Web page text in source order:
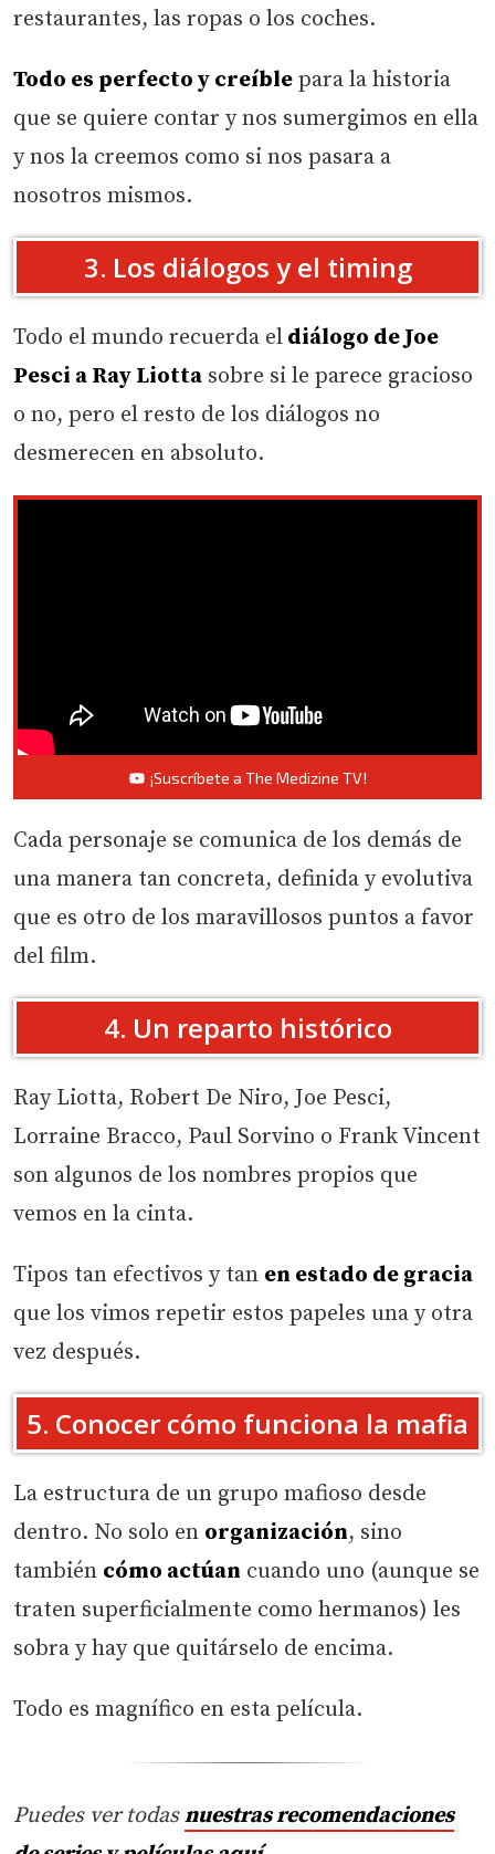
restaurantes, las ropas o los coches.
Todo es perfecto y creíble para la historia
que se quiere contar y nos sumergimos en ella
y nos la creemos como si nos pasara a
nosotros mismos.
3. Los diálogos y el timing
Todo el mundo recuerda el diálogo de Joe
Pesci a Ray Liotta sobre si le parece gracioso
o no, pero el resto de los diálogos no
desmerecen en absoluto.
¡Suscríbete a The Medizine TV!
Cada personaje se comunica de los demás de
una manera tan concreta, definida y evolutiva
que es otro de los maravillosos puntos a favor
del film.
4. Un reparto histórico
Ray Liotta, Robert De Niro, Joe Pesci,
Lorraine Bracco, Paul Sorvino o Frank Vincent
son algunos de los nombres propios que
vemos en la cinta.
Tipos tan efectivos y tan en estado de gracia
que los vimos repetir estos papeles una y otra
vez después.
5. Conocer cómo funciona la mafia
La estructura de un grupo mafioso desde
dentro. No solo en organización, sino
también cómo actúan cuando uno (aunque se
traten superficialmente como hermanos) les
sobra y hay que quitárselo de encima.
Todo es magnífico en esta película.
Puedes ver todasnuestras recomendaciones